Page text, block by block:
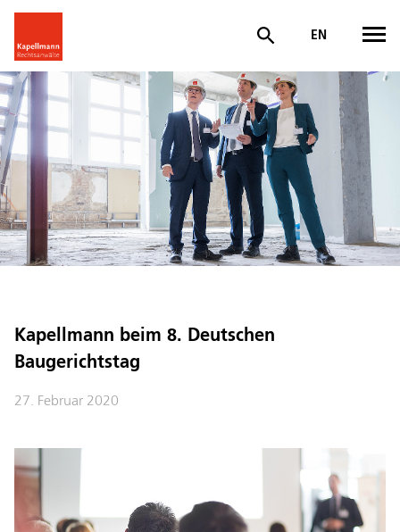
EN
Kapellmann beim 8. Deutschen
Baugerichtstag
27. Februar 2020